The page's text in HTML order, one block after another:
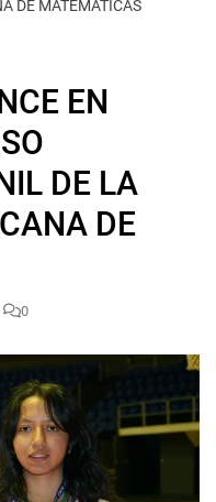
DE MATEMÁTICAS
EN
DE LA
DE
0